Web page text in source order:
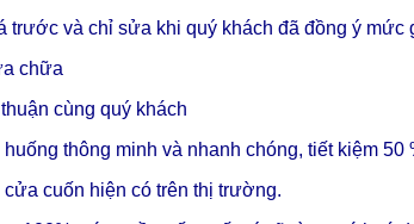
trước và chỉ sửa khi quý khách đã đồng ý
chữa
cùng quý khách
thông minh và nhanh chóng, tiết kiệm 50
cuốn hiện có trên thị trường.